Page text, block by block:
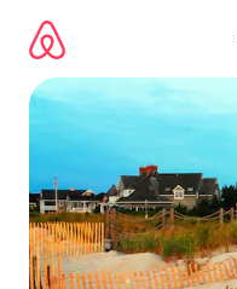
obsah.